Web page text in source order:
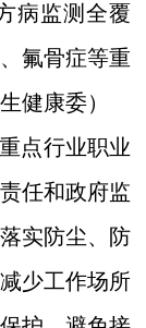
病监测全覆
氟骨症等重
健康委）
点行业职业
任和政府监
实防尘、防
少工作场所